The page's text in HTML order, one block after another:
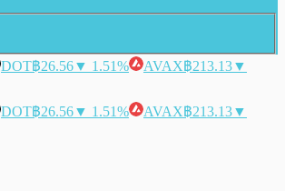
DOT฿26.56▼ 1.51% AVAX฿213.13▼
DOT฿26.56▼ 1.51% AVAX฿213.13▼